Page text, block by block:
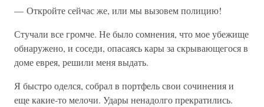
— Откройте сейчас же, или мы вызовем полицию!
Стучали все громче. Не было сомнения, что мое убежище
обнаружено, и соседи, опасаясь кары за скрывающегося в
доме еврея, решили меня выдать.
Я быстро оделся, собрал в портфель свои сочинения и
еще какие-то мелочи. Удары ненадолго прекратились.